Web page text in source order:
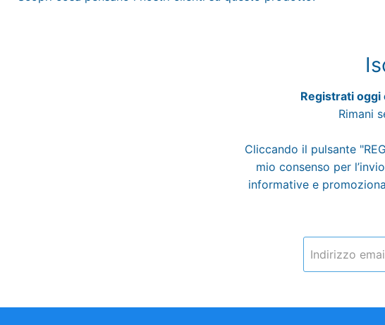
Registrati oggi
Rimani
Cliccando il pulsante
mio consenso per
informative e
Indirizzo